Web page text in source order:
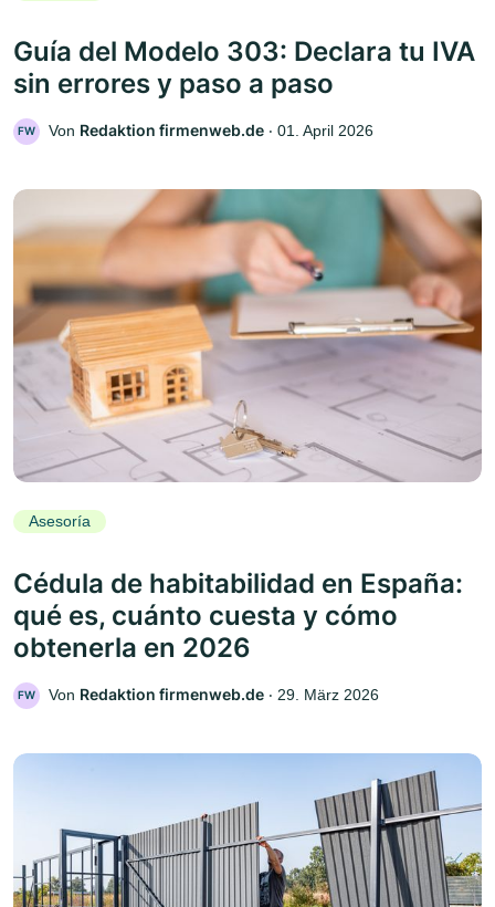
Guía del Modelo 303: Declara tu IVA
sin errores y paso a paso
FW Von Redaktion firmenweb.de ‧ 01. April 2026
Asesoría
Cédula de habitabilidad en España:
qué es, cuánto cuesta y cómo
obtenerla en 2026
FW Von Redaktion firmenweb.de ‧ 29. März 2026